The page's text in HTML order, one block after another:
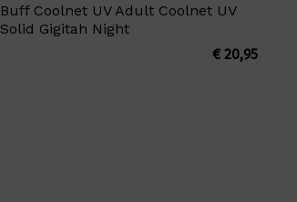
Buff Coolnet UV Adult Coolnet UV
Solid Gigitah Night
€20,95